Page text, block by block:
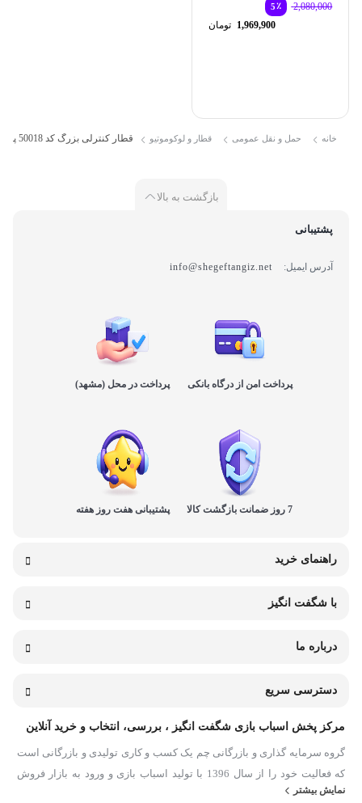
٪5 2,080,000
1,969,900 تومان
خانه حمل و نقل عمومی قطار و لوکوموتیو قطار کنترلی بزرگ کد 50018 پارس 5
بازگشت به بالا
پشتیبانی
آدرس ایمیل: info@shegeftangiz.net
پرداخت امن از درگاه بانکی پرداخت در محل (مشهد)
7 روز ضمانت بازگشت کالا پشتیبانی هفت روز هفته
راهنمای خرید
با شگفت انگیز
درباره ما
دسترسی سریع
مرکز پخش اسباب بازی شگفت انگیز ، بررسی، انتخاب و خرید آنلاین
گروه سرمایه گذاری و بازرگانی چم یک کسب و کاری تولیدی و بازرگانی است
که فعالیت خود را از سال 1396 با تولید اسباب بازی و ورود به بازار فروش
مجازی آغاز نمود. توسعه زیرساخت های علمی و فنی دیجیتال مارکتینگ در
نمایش بیشتر